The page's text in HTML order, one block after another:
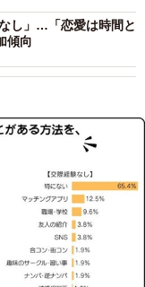
し」…「恋愛は時間と
傾向